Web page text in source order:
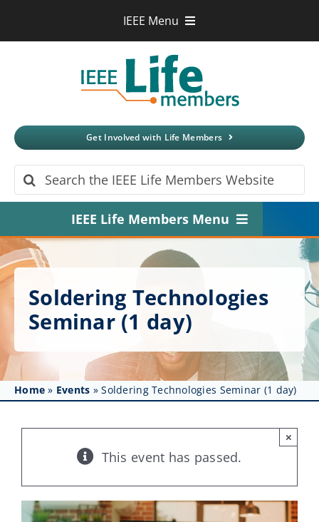
IEEE Menu
Xplore Digital Library
IEEE Spectrum
More Sites
Get Involved with Life Members
Search
for:
IEEE Life Members Menu
Home
About
Get Involved
Affinity Groups
Awards & Fellowships
Resources
Soldering Technologies
Seminar (1 day)
Home » Events »Soldering Technologies Seminar (1 day)
This event has passed.
×